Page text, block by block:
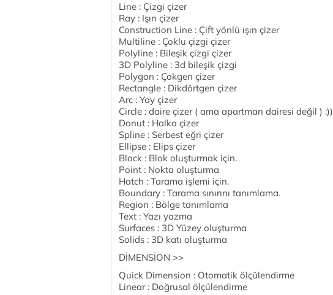
Line : Çizgi çizer
Ray : Işın çizer
Construction Line : Çift yönlü ışın çizer
Multiline : Çoklu çizgi çizer
Polyline : Bileşik çizgi çizer
3D Polyline : 3d bileşik çizgi
Polygon : Çokgen çizer
Rectangle : Dikdörtgen çizer
Arc : Yay çizer
Circle : daire çizer ( ama apartman dairesi değil ) :))
Donut : Halka çizer
Spline : Serbest eğri çizer
Ellipse : Elips çizer
Block : Blok oluşturmak için.
Point : Nokta oluşturma
Hatch : Tarama işlemi için.
Boundary : Tarama sınırını tanımlama.
Region : Bölge tanımlama
Text : Yazı yazma
Surfaces : 3D Yüzey oluşturma
Solids : 3D katı oluşturma
DİMENSİON >>
Quick Dimension : Otomatik ölçülendirme
Linear : Doğrusal ölçülendirme